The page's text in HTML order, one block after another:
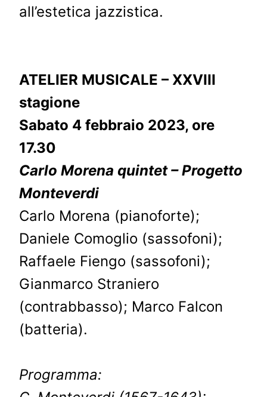
all’estetica jazzistica.
ATELIER MUSICALE – XXVIII
stagione
Sabato 4 febbraio 2023, ore
17.30
Carlo Morena quintet – Progetto
Monteverdi
Carlo Morena (pianoforte);
Daniele Comoglio (sassofoni);
Raffaele Fiengo (sassofoni);
Gianmarco Straniero
(contrabbasso); Marco Falcon
(batteria).
Programma: